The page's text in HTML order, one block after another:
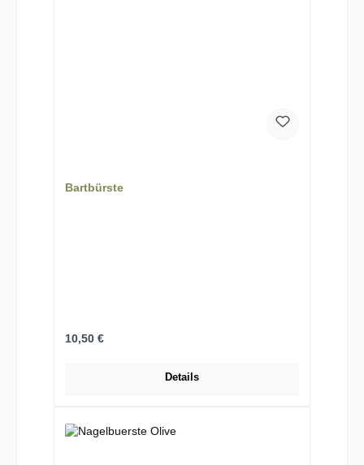
Bartbürste
Regulärer Preis:
10,50 €
Details